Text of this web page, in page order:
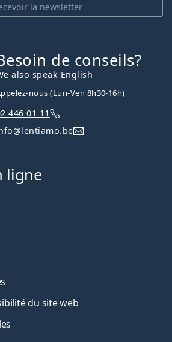
la newsletter
de conseils?
also speak English
nous (Lun-Ven 8h30-16h)
446 01 11
ligne
du site web